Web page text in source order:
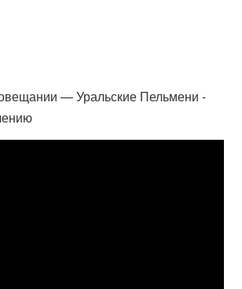
— Уральские Пельмени -